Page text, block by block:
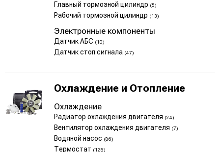
Главный тормозной цилиндр (5)
Рабочий тормозной цилиндр (13)
Электронные компоненты
Датчик АБС (10)
Датчик стоп сигнала (47)
Охлаждение и Отопление
Охлаждение
Радиатор охлаждения двигателя (24)
Вентилятор охлаждения двигателя (7)
Водяной насос (86)
Термостат (128)